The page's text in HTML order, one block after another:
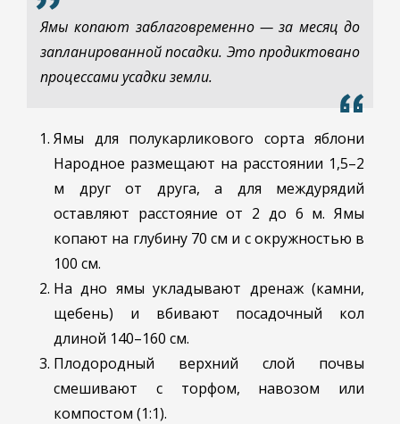
Ямы копают заблаговременно — за месяц до
запланированной посадки. Это продиктовано
процессами усадки земли.
Ямы для полукарликового сорта яблони
Народное размещают на расстоянии 1,5–2
м друг от друга, а для междурядий
оставляют расстояние от 2 до 6 м. Ямы
копают на глубину 70 см и с окружностью в
100 см.
На дно ямы укладывают дренаж (камни,
щебень) и вбивают посадочный кол
длиной 140–160 см.
Плодородный верхний слой почвы
смешивают с торфом, навозом или
компостом (1:1).